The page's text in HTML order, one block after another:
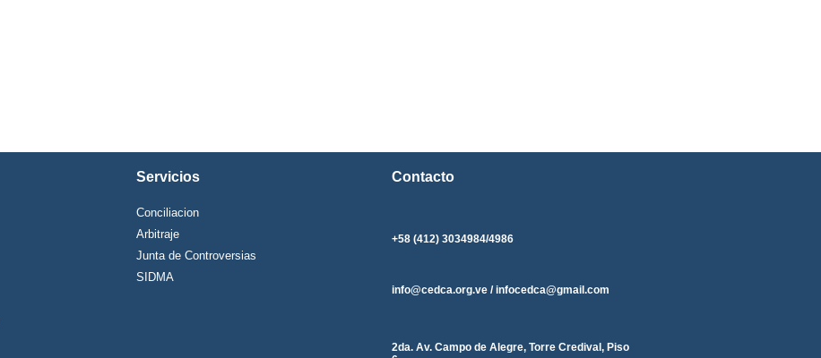
Servicios
Conciliacion
Arbitraje
Junta de Controversias
SIDMA
Contacto
+58 (412) 3034984/4986
info@cedca.org.ve / infocedca@gmail.com
2da. Av. Campo de Alegre, Torre Credival, Piso